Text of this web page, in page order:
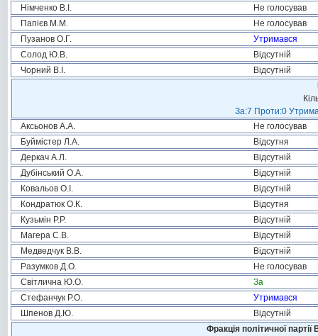
Німченко В.І.
Не голосував
Папієв М.М.
Не голосував
Пузанов О.Г.
Утримався
Солод Ю.В.
Відсутній
Чорний В.І.
Відсутній
За:7 Проти:0
Аксьонов А.А.
Не голосував
Буймістер Л.А.
Відсутня
Деркач А.Л.
Відсутній
Дубінський О.А.
Відсутній
Ковальов О.І.
Відсутній
Кондратюк О.К.
Відсутня
Кузьмін Р.Р.
Відсутній
Магера С.В.
Відсутній
Медведчук В.В.
Відсутній
Разумков Д.О.
Не голосував
Світлична Ю.О.
За
Стефанчук Р.О.
Утримався
Шпенов Д.Ю.
Відсутній
Фракція політичної